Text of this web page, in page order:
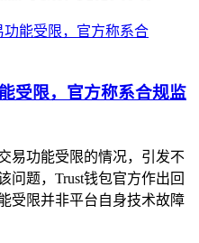
受限，官方称系合规监
易功能受限的情况，引发不
问题，Trust钱包官方作出回
受限并非平台自身技术故障